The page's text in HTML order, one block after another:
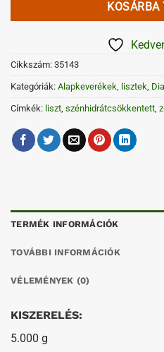
KOSÁRBA
Cikkszám: 35143
Kategóriák: Alapkeverékek, lisztek
Címkék: liszt szénhidrátcsökkentett
TERMÉK INFORMÁCIÓK
TOVÁBBI INFORMÁCIÓK
VÉLEMÉNYEK (0)
KISZERELÉS:
5.000 g